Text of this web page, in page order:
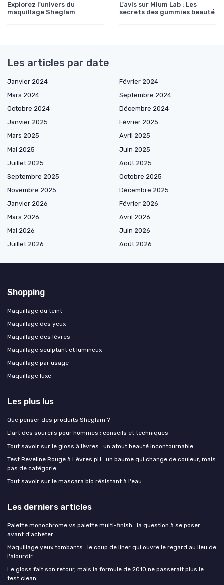
Explorez l'univers du
maquillage Sheglam
L'avis sur Mium Lab : Les
secrets des gummies beauté
Les articles par date
Janvier 2024
Février 2024
Mars 2024
Septembre 2024
Octobre 2024
Décembre 2024
Janvier 2025
Février 2025
Mars 2025
Avril 2025
Mai 2025
Juin 2025
Juillet 2025
Août 2025
Septembre 2025
Octobre 2025
Novembre 2025
Décembre 2025
Janvier 2026
Février 2026
Mars 2026
Avril 2026
Mai 2026
Juin 2026
Juillet 2026
Août 2026
Shopping
Maquillage du teint
Maquillage des yeux
Maquillage des lèvres
Maquillage sculptant et lumineux
Maquillage par usage
Maquillage luxe
Les plus lus
Que penser des produits Sheglam ?
L'art des sourcils pour hommes : conseils et techniques
Tout savoir sur le gloss à lèvres : un atout beauté incontournable
Test Reveline Rouge à Lèvres pH : un baume qui change de couleur, mais
pas de catégorie
Tout savoir sur le mascara bio résistant à l'eau
Les derniers articles
Palette monochrome vs palette multi-finish : la question à se poser
avant d'acheter
Maquillage yeux tombants : le coup de liner qui ouvre le regard au lieu de
l'alourdir
Le gloss fait son retour, mais la formule de 2010 ne passerait plus le
test clean